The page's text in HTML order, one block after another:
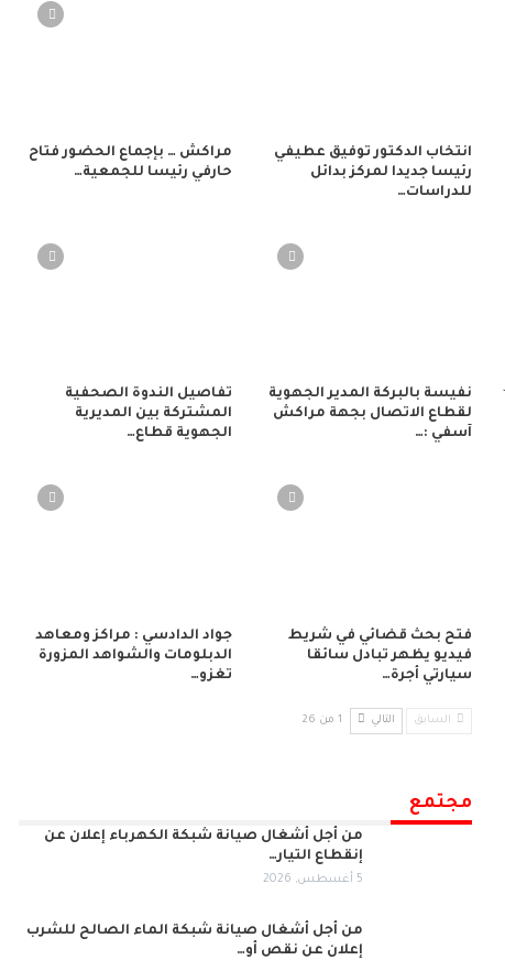
انتخاب الدكتور توفيق عطيفي
رئيسا جديدا لمركز بدائل
للدراسات…
مراكش … بإجماع الحضور فتاح
حارفي رئيسا للجمعية…
نفيسة بالبركة المدير الجهوية
لقطاع الاتصال بجهة مراكش
آسفي :…
تفاصيل الندوة الصحفية
المشتركة بين المديرية
الجهوية قطاع…
فتح بحث قضائي في شريط
فيديو يظهر تبادل سائقا
سيارتي أجرة…
جواد الدادسي : مراكز ومعاهد
الدبلومات والشواهد المزورة
تغزو…
السابق التالي 1 من 26
مجتمع
من أجل أشغال صيانة شبكة الكهرباء إعلان عن
إنقطاع التيار…
5 أغسطس, 2026
من أجل أشغال صيانة شبكة الماء الصالح للشرب
إعلان عن نقص أو…